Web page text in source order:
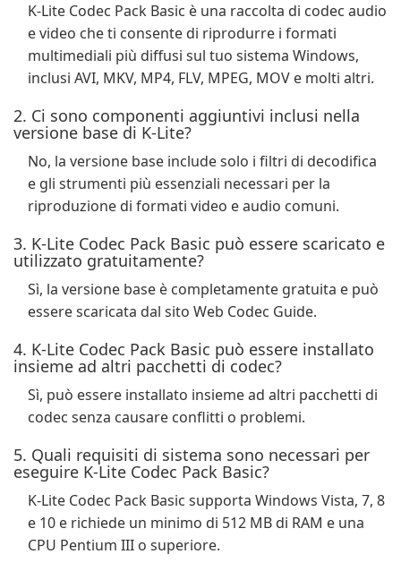
K-Lite Codec Pack Basic è una raccolta di codec audio
e video che ti consente di riprodurre i formati
multimediali più diffusi sul tuo sistema Windows,
inclusi AVI, MKV, MP4, FLV, MPEG, MOV e molti altri.
2. Ci sono componenti aggiuntivi inclusi nella
versione base di K-Lite?
No, la versione base include solo i filtri di decodifica
e gli strumenti più essenziali necessari per la
riproduzione di formati video e audio comuni.
3. K-Lite Codec Pack Basic può essere scaricato e
utilizzato gratuitamente?
Sì, la versione base è completamente gratuita e può
essere scaricata dal sito Web Codec Guide.
4. K-Lite Codec Pack Basic può essere installato
insieme ad altri pacchetti di codec?
Sì, può essere installato insieme ad altri pacchetti di
codec senza causare conflitti o problemi.
5. Quali requisiti di sistema sono necessari per
eseguire K-Lite Codec Pack Basic?
K-Lite Codec Pack Basic supporta Windows Vista, 7, 8
e 10 e richiede un minimo di 512 MB di RAM e una
CPU Pentium III o superiore.